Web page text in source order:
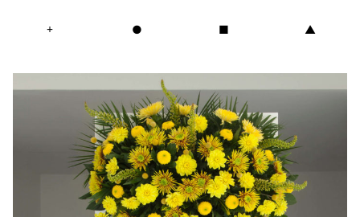
+ ● ■ ▲